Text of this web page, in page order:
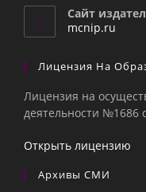
Сайт
mcnip.ru
Лицензия На
Лицензия на
деятельности №1686
Открыть лицензию
Архивы СМИ